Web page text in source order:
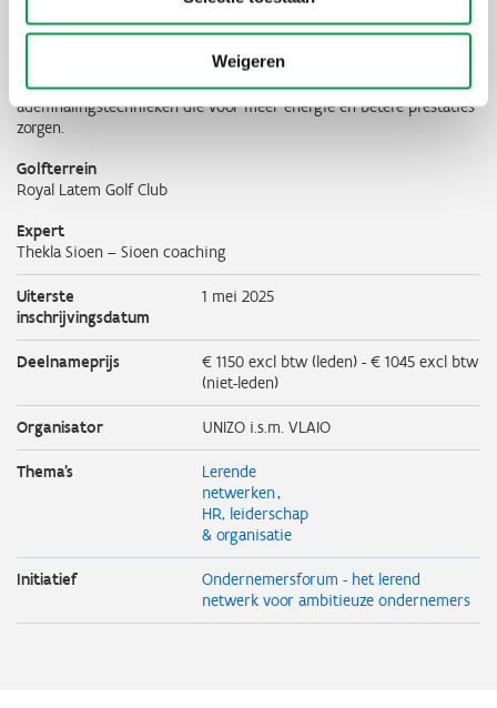
Weigeren
Een te hoge ademhaling duidt op stress. Thekla leert jou een aantal
ontspannende ademhalingstechnieken aan die rust en focus
kunnen bevorderen. Daarnaast leer je ook activerende
ademhalingstechnieken die voor meer energie en betere prestaties
zorgen.
Golfterrein
Royal Latem Golf Club
Expert
Thekla Sioen – Sioen coaching
Uiterste
inschrijvingsdatum
1 mei 2025
Deelnameprijs
€ 1150 excl btw (leden) - € 1045 excl btw
(niet-leden)
Organisator UNIZO i.s.m. VLAIO
Thema's
Lerende
netwerken
HR, leiderschap
& organisatie
Initiatief
Ondernemersforum - het lerend
netwerk voor ambitieuze ondernemers